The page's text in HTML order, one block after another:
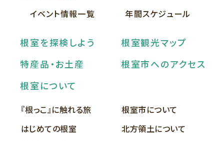
イベント情報一覧 年間スケジュール
根室を探検しよう
根室観光マップ
特産品・お土産
根室市へのアクセス
根室について
『根っこ』に触れる旅
根室市について
はじめての根室
北方領土について